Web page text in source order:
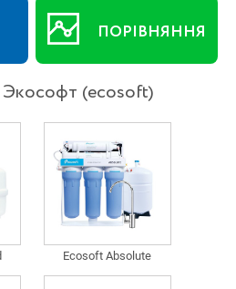
ПОРІВНЯННЯ
(ecosoft)
Ecosoft Absolute